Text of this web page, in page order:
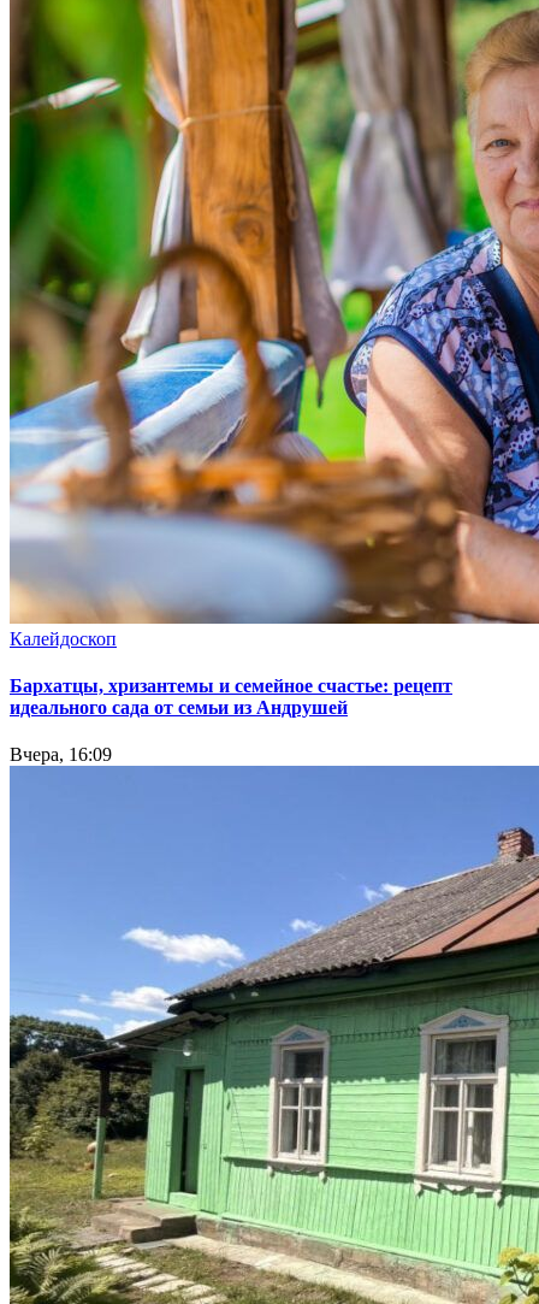
Калейдоскоп
Бархатцы, хризантемы и семейное счастье: рецепт
идеального сада от семьи из Андрушей
Вчера, 16:09